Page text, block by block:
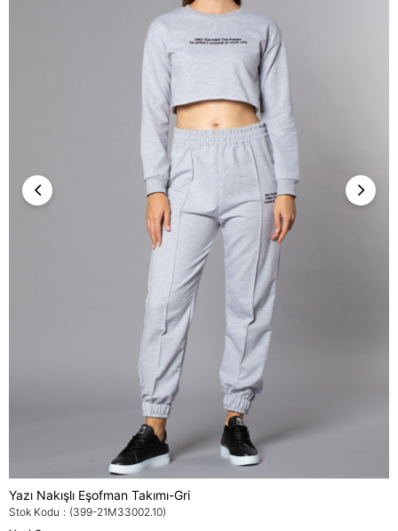
Yazı Nakışlı Eşofman Takımı-Gri
Stok Kodu
(399-21M33002.10)